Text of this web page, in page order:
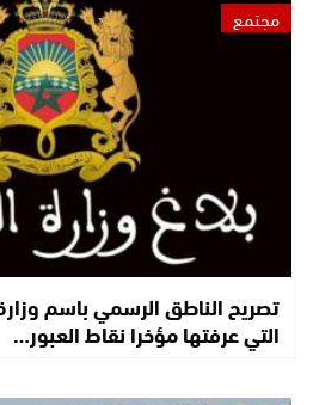
مجتمع
تصريح الناطق الرسمي باسم
التي عرفتها مؤخرا نقاط العبور…